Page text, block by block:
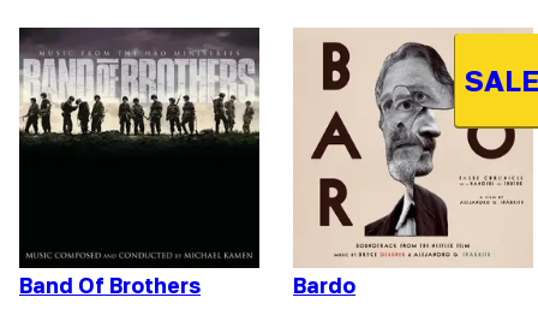
Band Of Brothers Bardo